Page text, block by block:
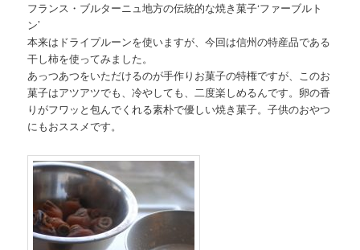
フランス・ブルターニュ地方の伝統的な焼き菓子‘ファーブルト
ン’
本来はドライプルーンを使いますが、今回は信州の特産品である
干し柿を使ってみました。
あっつあつをいただけるのが手作りお菓子の特権ですが、このお
菓子はアツアツでも、冷やしても、二度楽しめるんです。卵の香
りがフワッと包んでくれる素朴で優しい焼き菓子。子供のおやつ
にもおススメです。